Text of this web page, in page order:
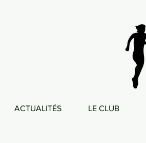
ACTUALITÉS LE CLUB